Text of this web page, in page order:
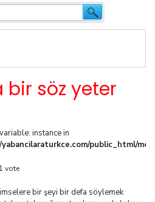
söz yeter
instance in
public_html/
vote
bir şeyi bir defa söylemek